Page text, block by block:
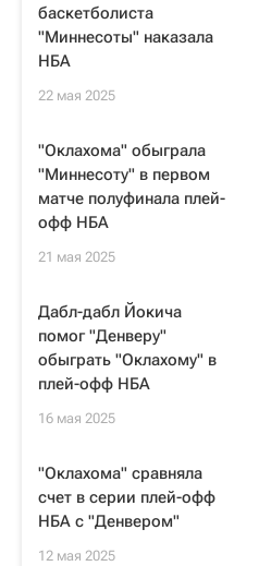
баскетболиста
"Миннесоты" наказала
НБА
22 мая 2025
"Оклахома" обыграла
"Миннесоту" в первом
матче полуфинала плей-
офф НБА
21 мая 2025
Дабл-дабл Йокича
помог "Денверу"
обыграть "Оклахому" в
плей-офф НБА
16 мая 2025
"Оклахома" сравняла
счет в серии плей-офф
НБА с "Денвером"
12 мая 2025